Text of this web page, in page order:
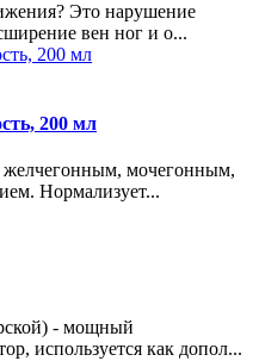
Это нарушение
вен ног и о...
200 мл
желчегонным, мочегонным,
Нормализует...
- мощный
используется как допол...